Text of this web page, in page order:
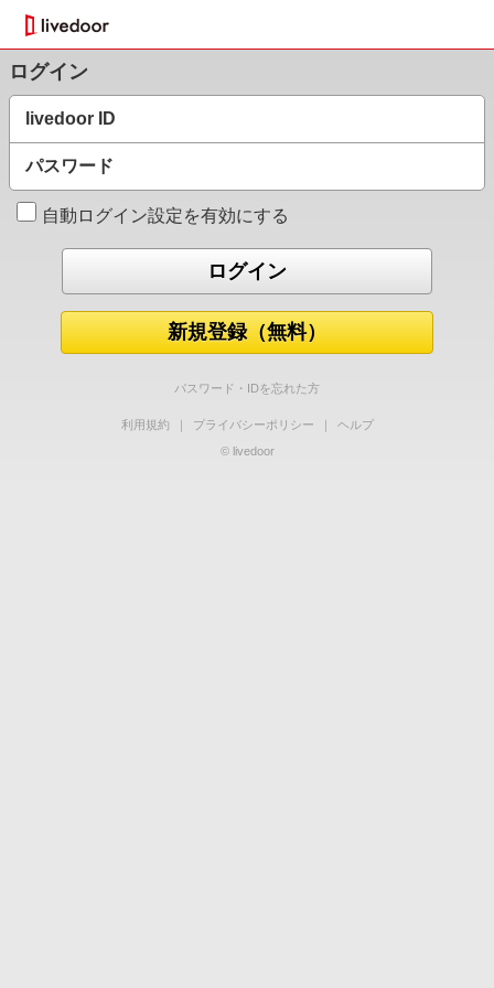
ログイン
livedoor ID
パスワード
自動ログイン設定を有効にする
新規登録（無料）
パスワード・IDを忘れた方
利用規約 ｜ プライバシーポリシー ｜
ヘルプ
© livedoor